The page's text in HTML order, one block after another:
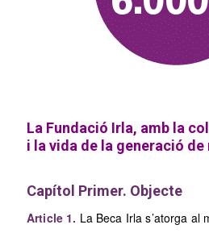
La Fundació Irla, amb la
i la vida de la generació
Capítol Primer. Objecte
Article 1. La Beca Irla s’atorga